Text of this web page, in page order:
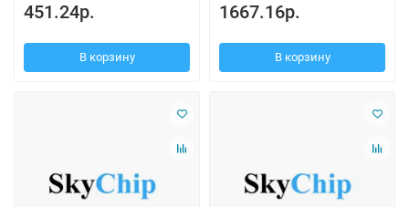
451.24р.
В корзину
1667.16р.
В корзину